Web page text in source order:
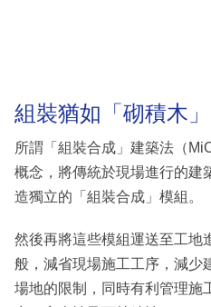
組裝猶如「砌積木」
所謂「組裝合成」建築法（
概念，將傳統於現場進行的建
造獨立的「組裝合成」模組。
然後再將這些模組運送至工地
般，減省現場施工工序，減少
場地的限制，同時有利管理施